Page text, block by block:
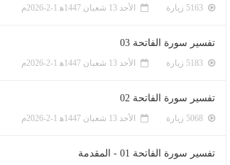
الأحد 13 شعبان 1447ﻫ 1-2-2026م
تفسير سورة الفاتحة 03
الأحد 13 شعبان 1447ﻫ 1-2-2026م
تفسير سورة الفاتحة 02
الأحد 13 شعبان 1447ﻫ 1-2-2026م
تفسير سورة الفاتحة 01 - المقدمة